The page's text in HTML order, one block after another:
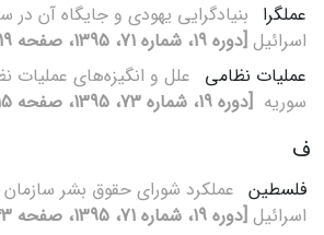
عمل‏گرا بنیادگرایی یهودی و جایگاه آن در
اسرائیل [دوره 19، شماره 71، 1395، صفحه 119-142]
عملیات نظامی علل و انگیزه‌های عملیات
سوریه ‌ [دوره 19، شماره 73، 1395، صفحه 115-136]
ف
فلسطین عملکرد شورای حقوق بشر
اسرائیل [دوره 19، شماره 71، 1395، صفحه 143-170]